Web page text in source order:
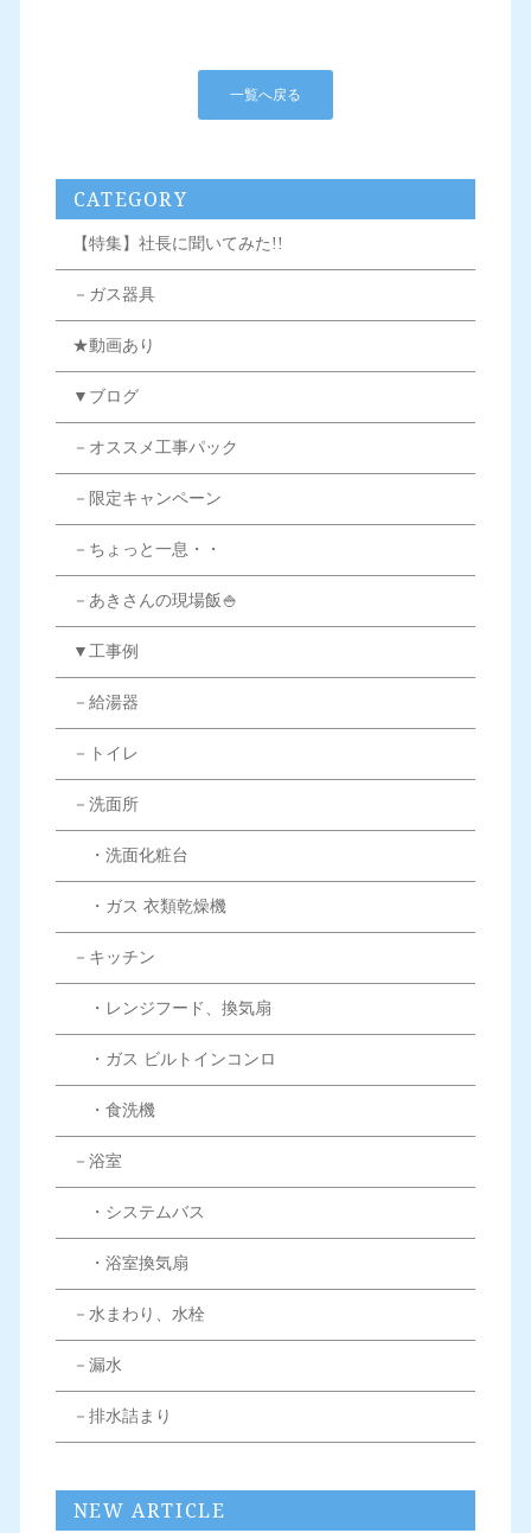
一覧へ戻る
CATEGORY
【特集】社長に聞いてみた!!
－ガス器具
★動画あり
▼ブログ
－オススメ工事パック
－限定キャンペーン
－ちょっと一息・・
－あきさんの現場飯🍚
▼工事例
－給湯器
－トイレ
－洗面所
・洗面化粧台
・ガス 衣類乾燥機
－キッチン
・レンジフード、換気扇
・ガス ビルトインコンロ
・食洗機
－浴室
・システムバス
・浴室換気扇
－水まわり、水栓
－漏水
－排水詰まり
NEW ARTICLE